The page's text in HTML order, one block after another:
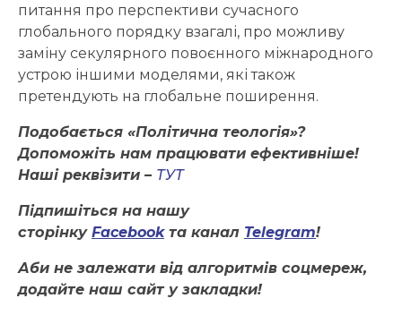
питання про перспективи сучасного
глобального порядку взагалі, про можливу
заміну секулярного повоєнного міжнародного
устрою іншими моделями, які також
претендують на глобальне поширення.
Подобається «Політична теологія»?
Допоможіть нам працювати ефективніше!
Наші реквізити – ТУТ
Підпишіться на нашу
сторінку Facebookта канал Telegram!
Аби не залежати від алгоритмів соцмереж,
додайте наш сайт у закладки!